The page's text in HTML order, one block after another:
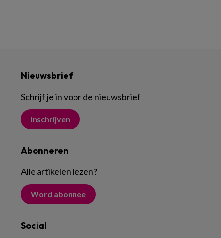
Nieuwsbrief
Schrijf je in voor de nieuwsbrief
Inschrijven
Abonneren
Alle artikelen lezen?
Word abonnee
Social